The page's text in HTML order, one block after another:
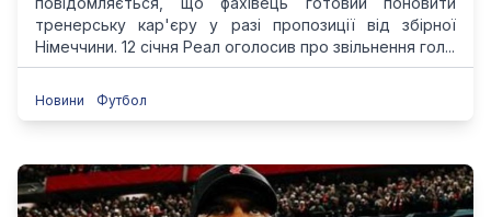
тренерську кар'єру у разі пропозиції від збірної
Німеччини. 12 січня Реал оголосив про звільнення гол...
Новини Футбол